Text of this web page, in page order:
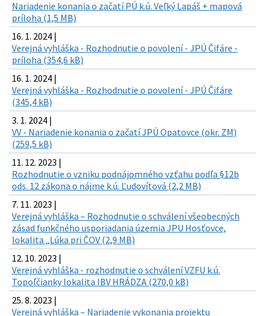
Nariadenie konania o začatí PÚ k.ú. Veľký Lapáš + mapová
príloha (1,5 MB)
16. 1. 2024 |
Verejná vyhláška - Rozhodnutie o povolení - JPÚ Čifáre -
príloha (354,6 kB)
16. 1. 2024 |
Verejná vyhláška - Rozhodnutie o povolení - JPÚ Čifáre
(345,4 kB)
3. 1. 2024 |
VV - Nariadenie konania o začatí JPÚ Opatovce (okr. ZM)
(259,5 kB)
11. 12. 2023 |
Rozhodnutie o vzniku podnájomného vzťahu podľa §12b
ods. 12 zákona o nájme k.ú. Ľudovítová (2,2 MB)
7. 11. 2023 |
Verejná vyhláška – Rozhodnutie o schválení všeobecných
zásad funkčného usporiadania územia JPU Hosťovce,
lokalita „Lúka pri ČOV (2,9 MB)
12. 10. 2023 |
Verejná vyhláška - rozhodnutie o schválení VZFU k.ú.
Topoľčianky lokalita IBV HRÁDZA (270,0 kB)
25. 8. 2023 |
Verejná vyhláška – Nariadenie vykonania projektu